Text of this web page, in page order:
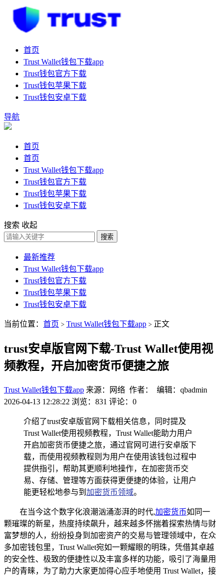
首页
Trust Wallet钱包下载app
Trust钱包官方下载
Trust钱包苹果下载
Trust钱包安卓下载
导航
首页
首页
Trust Wallet钱包下载app
Trust钱包官方下载
Trust钱包苹果下载
Trust钱包安卓下载
搜索 收起
搜索
最新推荐
Trust Wallet钱包下载app
Trust钱包官方下载
Trust钱包苹果下载
Trust钱包安卓下载
当前位置： 首页 > Trust Wallet钱包下载app > 正文
trust安卓版官网下载-Trust Wallet使用视
频教程，开启加密货币便捷之旅
Trust Wallet钱包下载app 来源：网络 作者： 编辑：qbadmin
2026-04-13 12:28:22 浏览：831 评论：0
介绍了trust安卓版官网下载相关信息，同时提及
Trust Wallet使用视频教程，Trust Wallet能助力用户
开启加密货币便捷之旅，通过官网可进行安卓版下
载，而使用视频教程则为用户在使用该钱包过程中
提供指引，帮助其更顺利地操作，在加密货币交
易、存储、管理等方面获得更便捷的体验，让用户
能更轻松地参与到 加密货币领域。
在当今这个数字化浪潮汹涌澎湃的时代,加密货币如同一
颗璀璨的新星，热度持续飙升，越来越多怀揣着探索热情与财
富梦想的人，纷纷投身到加密资产的交易与管理领域中，在众
多加密钱包里，Trust Wallet宛如一颗耀眼的明珠，凭借其卓越
的安全性、极致的便捷性以及丰富多样的功能，吸引了海量用
户的青睐，为了助力大家更加得心应手地使用 Trust Wallet，接